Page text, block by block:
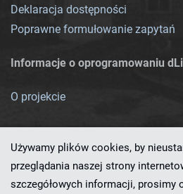
Deklaracja dostępności
Poprawne formułowanie zapytań
Informacje o oprogramowaniu
O projekcie
Używamy plików cookies, by
przeglądania naszej strony
szczegółowych informacji, prosimy